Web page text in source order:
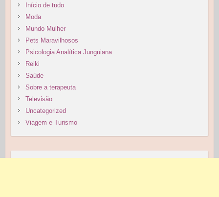
Início de tudo
Moda
Mundo Mulher
Pets Maravilhosos
Psicologia Analítica Junguiana
Reiki
Saúde
Sobre a terapeuta
Televisão
Uncategorized
Viagem e Turismo